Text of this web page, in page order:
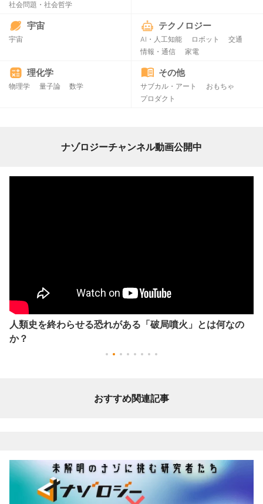
社会問題・社会哲学
宇宙
宇宙
テクノロジー
AI・人工知能 ロボット
交通
情報・通信
家電
理化学
物理学 量子論 数学
その他
サブカル・アート
おもちゃ
プロダクト
ナゾロジーチャンネル動画公開中
人類史を終わらせる恐れがある「破局噴火」とは何なの
か？
おすすめ関連記事